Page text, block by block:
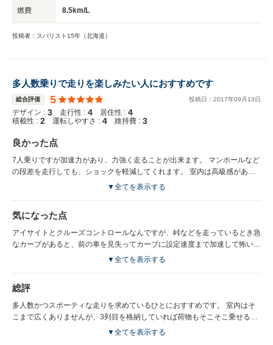
燃費 8.5km/L
投稿者：スバリスト15年（北海道）
多人数乗りで走りを楽しみたい人におすすめです
総合評価 5 投稿日： 2017年09 月 13日
デザイン : 3 走行性 : 4 居住性 : 4
積載性 : 2 運転しやすさ : 4 維持費 : 3
良かった点
7人乗りですが加速力があり、力強く走ることが出来ます。 マンホールなど
の段差を走行しても、ショックを軽減してくれます。 室内は高級感があ
り、メーターも男心を掴んだ仕様です。 アイサイトとクルーズコントロー
▼全てを表示する
気になった点
アイサイトとクルーズコントロールなんですが、峠などを走っているとき急
なカーブがあると、前の車を見失ってカーブに設定速度まで加速して怖いで
す。 中央にある温度や平均速度を表示するディスプレイが光の加減で透け
▼全てを表示する
総評
多人数かつスポーティな走りを求めているひとにおすすめです。 室内はそ
こまで広くありませんが、3列目を格納していれば荷物もそこそこ乗せるこ
とができます。普段は家族3人まれに5人で乗りますが、普段使いで狭いと
▼全てを表示する